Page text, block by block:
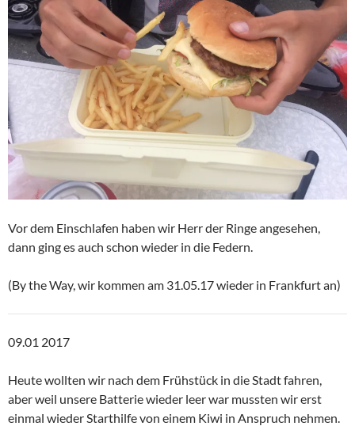
Vor dem Einschlafen haben wir Herr der Ringe angesehen,
dann ging es auch schon wieder in die Federn.
(By the Way, wir kommen am 31.05.17 wieder in Frankfurt an)
09.01 2017
Heute wollten wir nach dem Frühstück in die Stadt fahren,
aber weil unsere Batterie wieder leer war mussten wir erst
einmal wieder Starthilfe von einem Kiwi in Anspruch nehmen.